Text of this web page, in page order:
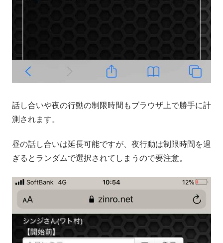
話し合いや夜の行動の制限時間もブラウザ上で勝手に計
測されます。
昼の話し合いは延長可能ですが、夜行動は制限時間を過
ぎるとランダムで選択されてしまうので要注意。